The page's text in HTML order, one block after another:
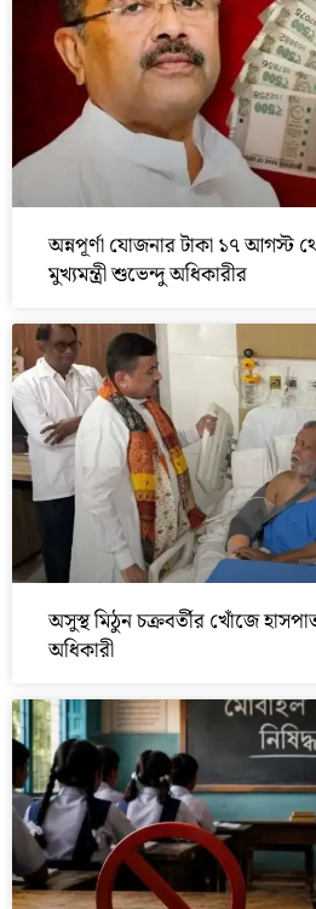
অন্নপূর্ণা যোজনার টাকা ১৭ আগস্ট
মুখ্যমন্ত্রী শুভেন্দু অধিকারীর
অসুস্থ মিঠুন চক্রবর্তীর খোঁজে
অধিকারী